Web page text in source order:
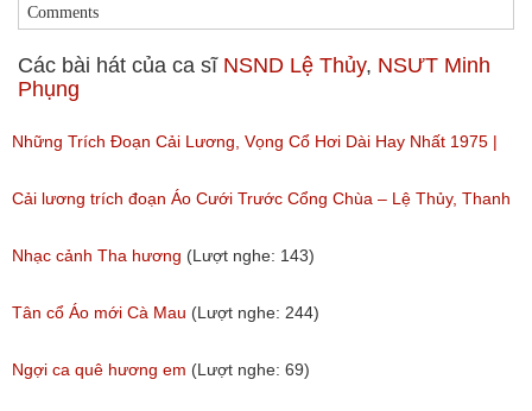
Comments
Các bài hát của ca sĩ NSND Lệ Thủy, NSƯT Minh
Phụng
Những Trích Đoạn Cải Lương, Vọng Cổ Hơi Dài Hay Nhất 1975 |
Cải Lương Tấn Tài, Lệ Thủy, Minh Phụng
(Lượt nghe: 511)
Cải lương trích đoạn Áo Cưới Trước Cổng Chùa – Lệ Thủy, Thanh
Nguyệt
(Lượt nghe: 541)
Nhạc cảnh Tha hương (Lượt nghe: 143)
Tân cổ Áo mới Cà Mau (Lượt nghe: 244)
Ngợi ca quê hương em (Lượt nghe: 69)